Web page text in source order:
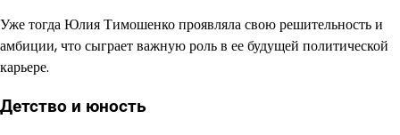
Уже тогда Юлия Тимошенко проявляла свою решительность и
амбиции, что сыграет важную роль в ее будущей политической
карьере.
Детство и юность